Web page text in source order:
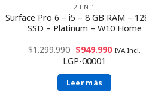
2 EN 1
Surface Pro 6 – i5 – 8 GB RAM –
SSD – Platinum – W10 Home
$1.299.990 $949.990 IVA Incl.
LGP-00001
Leer más